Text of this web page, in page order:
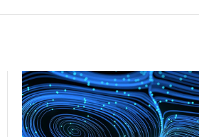
accelerate AI research, education, and
innovation.